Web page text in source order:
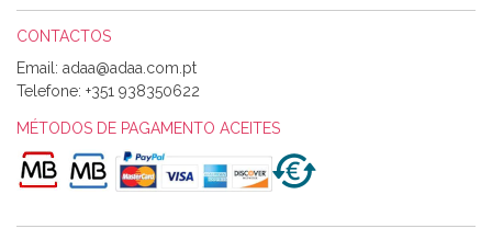
Alexandra Morais
Olá boa Noite. Os meus tecidos chegaram hoje. Muito
obrigada pelo miminho que dá um jeitaço pras minhas linhas
de bordar e não sei o que pões nos tecidos, mas que cheiram
maravilhosamente ... cheiram! :) Muito Obrigada.
CONTACTOS
Email:
Telefone: +351 938350622
MÉTODOS DE PAGAMENTO ACEITES